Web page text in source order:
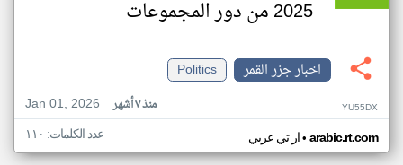
2025 من دور المجموعات
اخبار جزر القمر
Politics
Jan 01, 2026
منذ ٧ أشهر YU55DX
ار تي عربي• arabic.rt.com عدد الكلمات: ١١٠